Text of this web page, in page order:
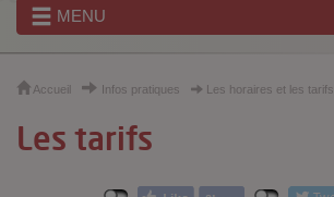
MENU
Accueil Infos pratiques Les horaires et les tarifs
Les tarifs